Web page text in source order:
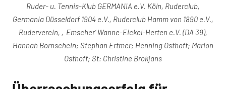
Ruder- u. Tennis-Klub GERMANIA e.V. Köln, Ruderclub,
Germania Düsseldorf 1904 e.V., Ruderclub Hamm von 1890 e.V.,
Ruderverein, ‚Emscher‘ Wanne-Eickel-Herten e.V. (DA 39),
Hannah Bornschein; Stephan Ertmer; Henning Osthoff; Marion
Osthoff; St: Christine Brokjans